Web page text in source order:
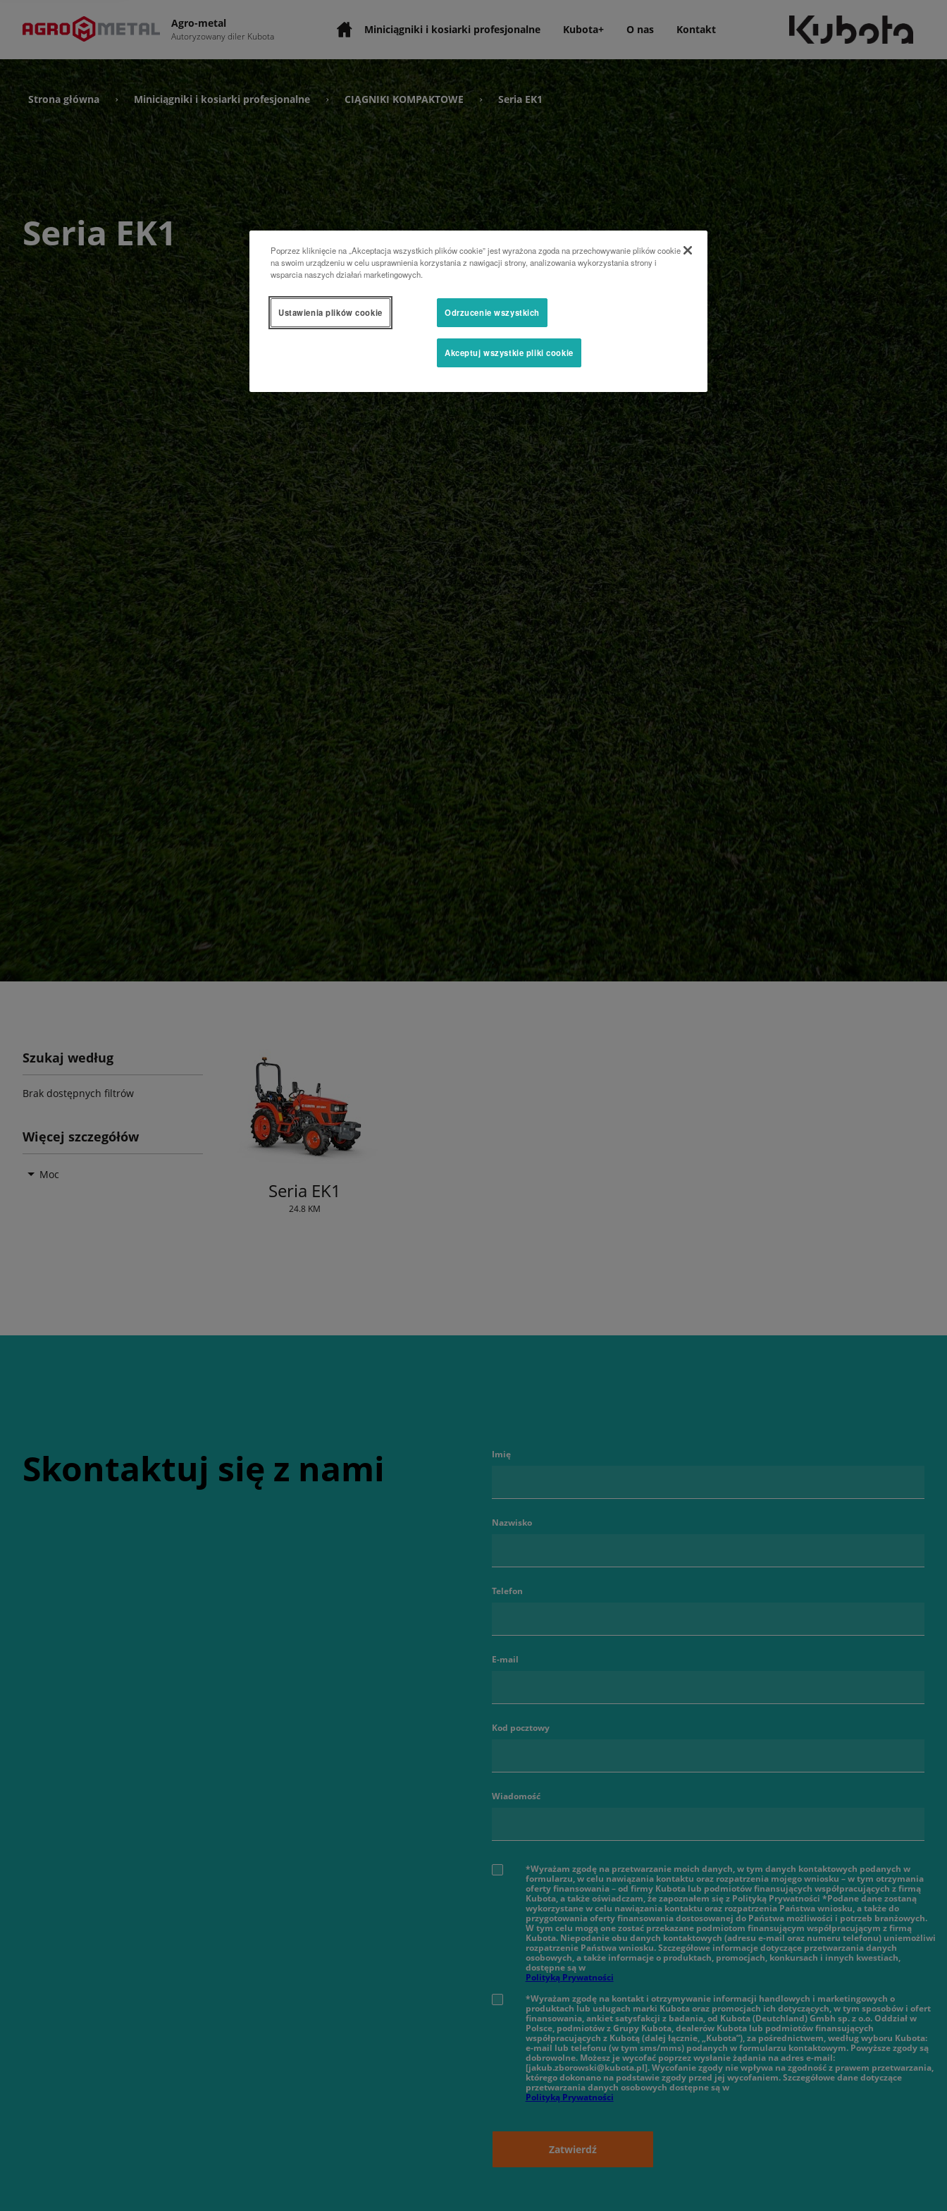
Agro-metal
Autoryzowany diler Kubota Miniciągniki i kosiarki profesjonalne Kubota+ O nas Kontakt
Strona główna › Miniciągniki i kosiarki profesjonalne › CIĄGNIKI KOMPAKTOWE › Seria EK1
Seria EK1
Szukaj według
Brak dostępnych filtrów
Więcej szczegółów
Moc
Seria EK1
24.8 KM
Skontaktuj się z nami Imię
Nazwisko
Telefon
E-mail
Kod pocztowy
Wiadomość
*Wyrażam zgodę na przetwarzanie moich danych, w tym danych kontaktowych podanych w
formularzu, w celu nawiązania kontaktu oraz rozpatrzenia mojego wniosku – w tym otrzymania
oferty finansowania – od firmy Kubota lub podmiotów finansujących współpracujących z firmą
Kubota, a także oświadczam, że zapoznałem się z Polityką Prywatności *Podane dane zostaną
wykorzystane w celu nawiązania kontaktu oraz rozpatrzenia Państwa wniosku, a także do
przygotowania oferty finansowania dostosowanej do Państwa możliwości i potrzeb branżowych.
W tym celu mogą one zostać przekazane podmiotom finansującym współpracującym z firmą
Kubota. Niepodanie obu danych kontaktowych (adresu e-mail oraz numeru telefonu) uniemożliwi
rozpatrzenie Państwa wniosku. Szczegółowe informacje dotyczące przetwarzania danych
osobowych, a także informacje o produktach, promocjach, konkursach i innych kwestiach,
dostępne są w
Polityką Prywatności
*Wyrażam zgodę na kontakt i otrzymywanie informacji handlowych i marketingowych o
produktach lub usługach marki Kubota oraz promocjach ich dotyczących, w tym sposobów i ofert
finansowania, ankiet satysfakcji z badania, od Kubota (Deutchland) Gmbh sp. z o.o. Oddział w
Polsce, podmiotów z Grupy Kubota, dealerów Kubota lub podmiotów finansujących
współpracujących z Kubotą (dalej łącznie, „Kubota”), za pośrednictwem, według wyboru Kubota:
e-mail lub telefonu (w tym sms/mms) podanych w formularzu kontaktowym. Powyższe zgody są
dobrowolne. Możesz je wycofać poprzez wysłanie żądania na adres e-mail:
[jakub.zborowski@kubota.pl]. Wycofanie zgody nie wpływa na zgodność z prawem przetwarzania,
którego dokonano na podstawie zgody przed jej wycofaniem. Szczegółowe dane dotyczące
przetwarzania danych osobowych dostępne są w
Polityką Prywatności
Zatwierdź
Poprzez kliknięcie na „Akceptacja wszystkich plików cookie” jest wyrażona zgoda na przechowywanie plików cookie
na swoim urządzeniu w celu usprawnienia korzystania z nawigacji strony, analizowania wykorzystania strony i
wsparcia naszych działań marketingowych.
Odrzucenie wszystkich
Akceptuj wszystkie pliki cookie
Ustawienia plików cookie